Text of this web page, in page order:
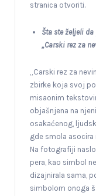
stranica otvoriti.
Šta ste željeli
„Carski rez za
„Carski rez za
zbirke koja svoj
misaonim
objašnjena na
osakaćenog,
gde smola asocira
Na fotografiji
pera, kao simbol
dizajnirala sama,
simbolom onoga